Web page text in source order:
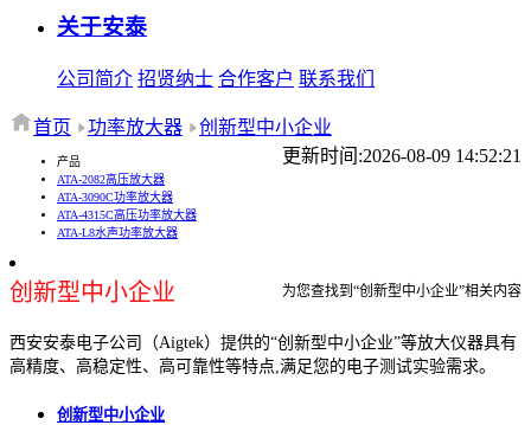
关于安泰
公司简介 招贤纳士 合作客户 联系我们
首页 功率放大器
创新型中小企业
更新时间:2026-08-09 14:52:21
产品
ATA-2082高压放大器
ATA-3090C功率放大器
ATA-4315C高压功率放大器
ATA-L8水声功率放大器
创新型中小企业 为您查找到“创新型中小企业”相关内容
西安安泰电子公司（Aigtek）提供的“创新型中小企业”等放大仪器具有
高精度、高稳定性、高可靠性等特点,满足您的电子测试实验需求。
创新型中小企业